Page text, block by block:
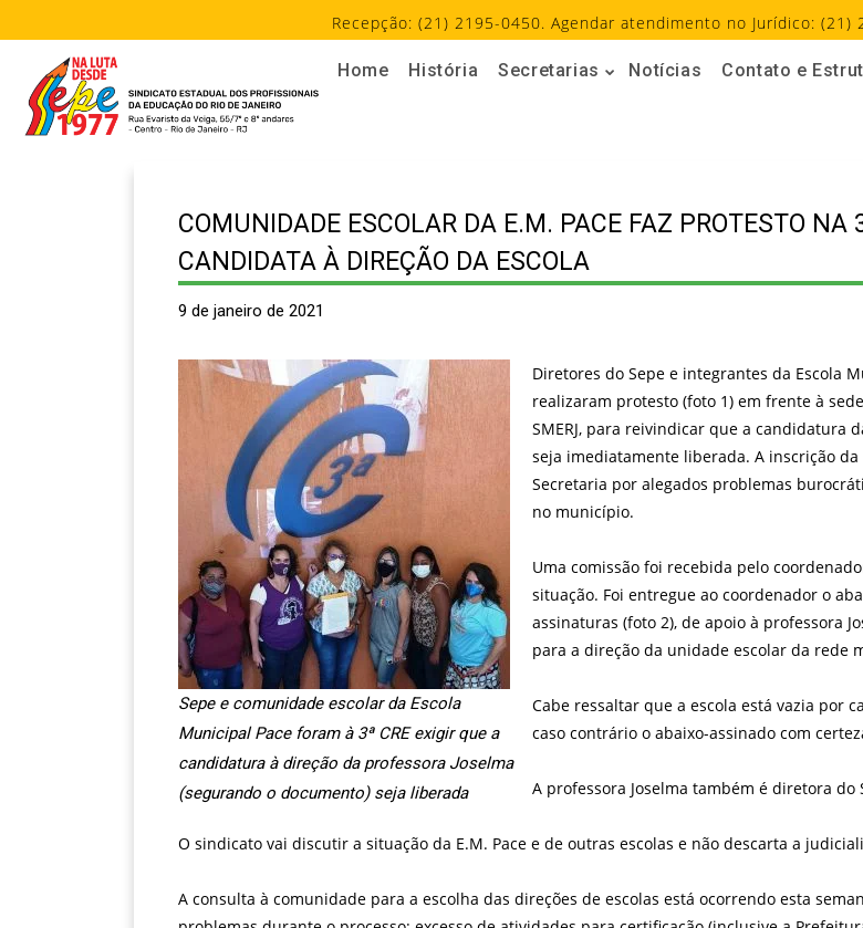
Recepção: (21) 2195-0450. Agendar atendimento no Jurídico:
Home História Secretarias Notícias Contato e
COMUNIDADE ESCOLAR DA E.M. PACE FAZ PROTESTO NA
CANDIDATA À DIREÇÃO DA ESCOLA
9 de janeiro de 2021
Sepe e comunidade escolar da Escola
Municipal Pace foram à 3ª CRE exigir que a
candidatura à direção da professora Joselma
(segurando o documento) seja liberada
Diretores do Sepe e integrantes da Escola
realizaram protesto (foto 1) em frente à
SMERJ, para reivindicar que a candidatura
seja imediatamente liberada. A inscrição
Secretaria por alegados problemas
no município.
Uma comissão foi recebida pelo
situação. Foi entregue ao coordenador o
assinaturas (foto 2), de apoio à professora
para a direção da unidade escolar da rede
Cabe ressaltar que a escola está vazia por
caso contrário o abaixo-assinado com
A professora Joselma também é diretora
O sindicato vai discutir a situação da E.M. Pace e de outras escolas e não descarta a
A consulta à comunidade para a escolha das direções de escolas está ocorrendo esta